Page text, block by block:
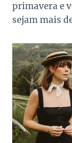
primavera e
sejam mais